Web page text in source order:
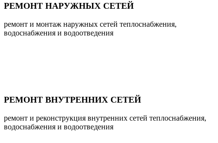
РЕМОНТ НАРУЖНЫХ СЕТЕЙ
ремонт и монтаж наружных сетей теплоснабжения,
водоснабжения и водоотведения
РЕМОНТ ВНУТРЕННИХ СЕТЕЙ
ремонт и реконструкция внутренних сетей теплоснабжения,
водоснабжения и водоотведения